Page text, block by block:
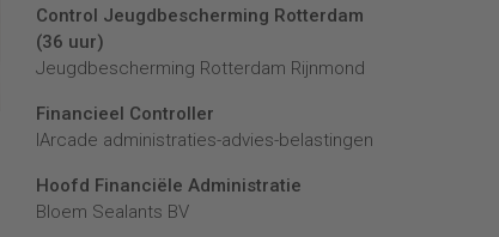
Control Jeugdbescherming Rotterdam
(36 uur)
Jeugdbescherming Rotterdam Rijnmond
Financieel Controller
lArcade administraties-advies-belastingen
Hoofd Financiële Administratie
Bloem Sealants BV